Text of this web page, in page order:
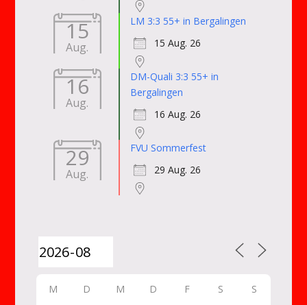
15
Aug.
LM 3:3 55+ in Bergalingen
15 Aug. 26
16
Aug.
DM-Quali 3:3 55+ in
Bergalingen
16 Aug. 26
29
Aug.
FVU Sommerfest
29 Aug. 26
M D M D F S S